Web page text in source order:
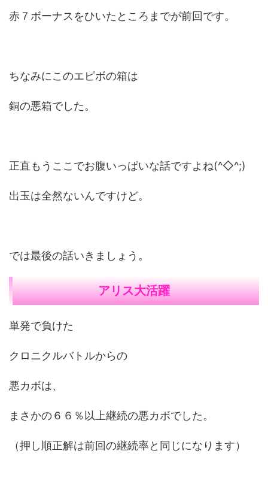
赤７ボーナスをひいたところまでが前回です。
ちなみにこのエピボの箱は
銅の悪箱でした。
正直もうここでお腹いっぱいな話ですよね(^◇^;)
出玉は全然ないんですけど。
では最後の話いきましょう。
アリス大活躍
単発で負けた
クロニクルバトルからの
悪カボは、
まさかの６６％以上継続の悪カボでした。
（押し順正解は前回の継続率と同じになります）